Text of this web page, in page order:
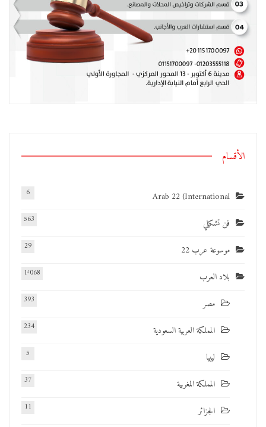
الأقسام
Arab 22 (International
6
فن تشكيلي 563
موسوعة عرب 22 29
بلاد العرب 1٬068
مصر 393
المملكة العربية السعودية 234
ليبيا 5
المملكة المغربية 37
الجزائر 11